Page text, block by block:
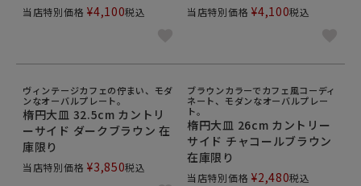
当店特別価格 ¥4,100税込 当店特別価格 ¥4,100税込
ヴィンテージカフェの佇まい、モダ
ンなオーバルプレート。
楕円大皿 32.5cm カントリ
ーサイド ダークブラウン 在
庫限り
当店特別価格 ¥3,850税込
ブラウンカラーでカフェ風コーディ
ネート、モダンなオーバルプレー
ト。
楕円大皿 26cm カントリー
サイド チャコールブラウン
在庫限り
当店特別価格 ¥2,480税込